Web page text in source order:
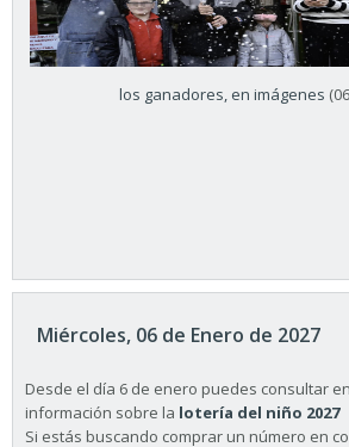
los ganadores, en imágenes
Miércoles, 06 de Enero de 2027
Desde el día 6 de enero puedes consultar
información sobre la lotería del niño 2027
Si estás buscando comprar un número en